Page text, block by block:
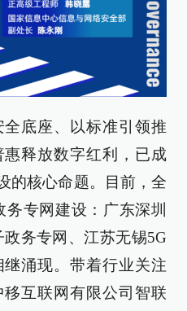
底座、以标准引领推
释放数字红利，已成
的核心命题。目前，全
专网建设：广东深圳
务专网、江苏无锡5G
涌现。带着行业关注
互联网有限公司智联